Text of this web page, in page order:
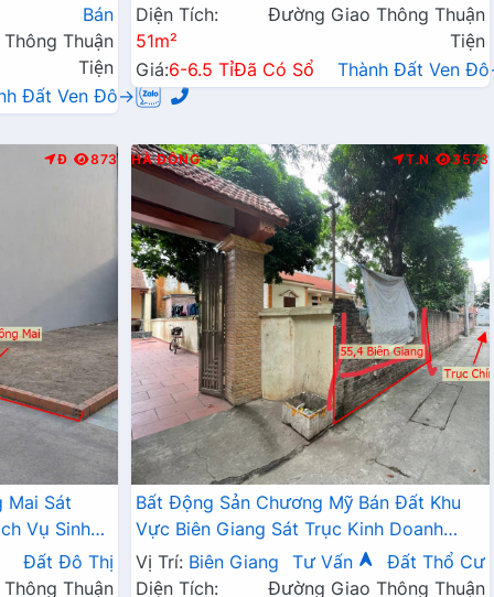
Bán
Thuận
Tiện
Đất Ven Đô→
Diện Tích:
51m²
Đường Giao Thông Thuận
Tiện
Giá:6-6.5 TỉĐã Có Sổ Thành Đất Ven
Đ 873
Mai Sát
Vụ Sinh
Đất Đô Thị
Thuận
HÀ ĐÔNG T.N 3573
Bất Động Sản Chương Mỹ Bán Đất Khu
Vực Biên Giang Sát Trục Kinh Doanh
Ngay Gần QL6A, Cầu Mai Lĩnh Đang Mở
Rộng
Vị Trí: Biên Giang Tư Vấn
Đất Thổ Cư
Diện Tích:
Đường Giao Thông Thuận